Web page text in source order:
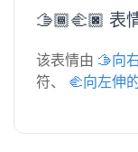
🫱🏾‍🫲🏿 表
该表情由 🫱向
符、 🫲向左伸